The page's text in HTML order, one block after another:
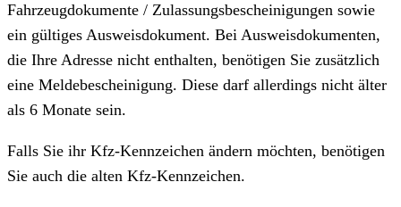
Fahrzeugdokumente / Zulassungsbescheinigungen sowie
ein gültiges Ausweisdokument. Bei Ausweisdokumenten,
die Ihre Adresse nicht enthalten, benötigen Sie zusätzlich
eine Meldebescheinigung. Diese darf allerdings nicht älter
als 6 Monate sein.
Falls Sie ihr Kfz-Kennzeichen ändern möchten, benötigen
Sie auch die alten Kfz-Kennzeichen.